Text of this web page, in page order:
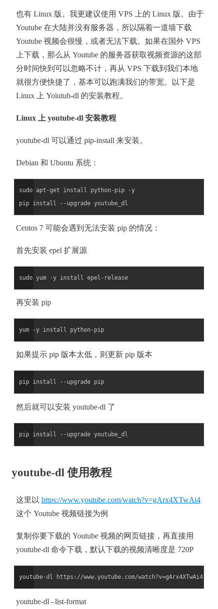
也有 Linux 版。我更建议使用 VPS 上的 Linux 版。由于
Youtube 在大陆并没有服务器，所以隔着一道墙下载
Youtube 视频会很慢，或者无法下载。如果在国外 VPS
上下载，那么从 Youtube 的服务器获取视频资源的这部
分时间快到可以忽略不计，再从 VPS 下载到我们本地
就很方便快捷了，基本可以跑满我们的带宽。以下是
Linux 上 Yoiutub-dl 的安装教程。
Linux 上 youtube-dl 安装教程
youtube-dl 可以通过 pip-install 来安装。
Debian 和 Ubuntu 系统：
sudo apt-get install python-pip -y
Centos 7 可能会遇到无法安装 pip 的情况：
首先安装 epel 扩展源
再安装 pip
如果提示 pip 版本太低，则更新 pip 版本
然后就可以安装 youtube-dl 了
youtube-dl 使用教程
这里以 https://www.youtube.com/watch?v=gArx4XTwAi4
这个 Youtube 视频链接为例
复制你要下载的 Youtube 视频的网页链接，再直接用
youtube-dl 命令下载，默认下载的视频清晰度是 720P
youtube-dl –list-format